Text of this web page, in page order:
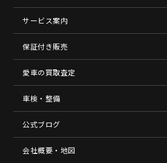
サービス案内
保証付き販売
愛車の買取査定
車検・整備
公式ブログ
会社概要・地図